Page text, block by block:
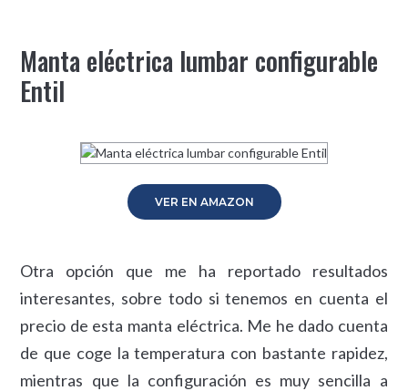
Manta eléctrica lumbar configurable
Entil
VER EN AMAZON
Otra opción que me ha reportado resultados
interesantes, sobre todo si tenemos en cuenta el
precio de esta manta eléctrica. Me he dado cuenta
de que coge la temperatura con bastante rapidez,
mientras que la configuración es muy sencilla a